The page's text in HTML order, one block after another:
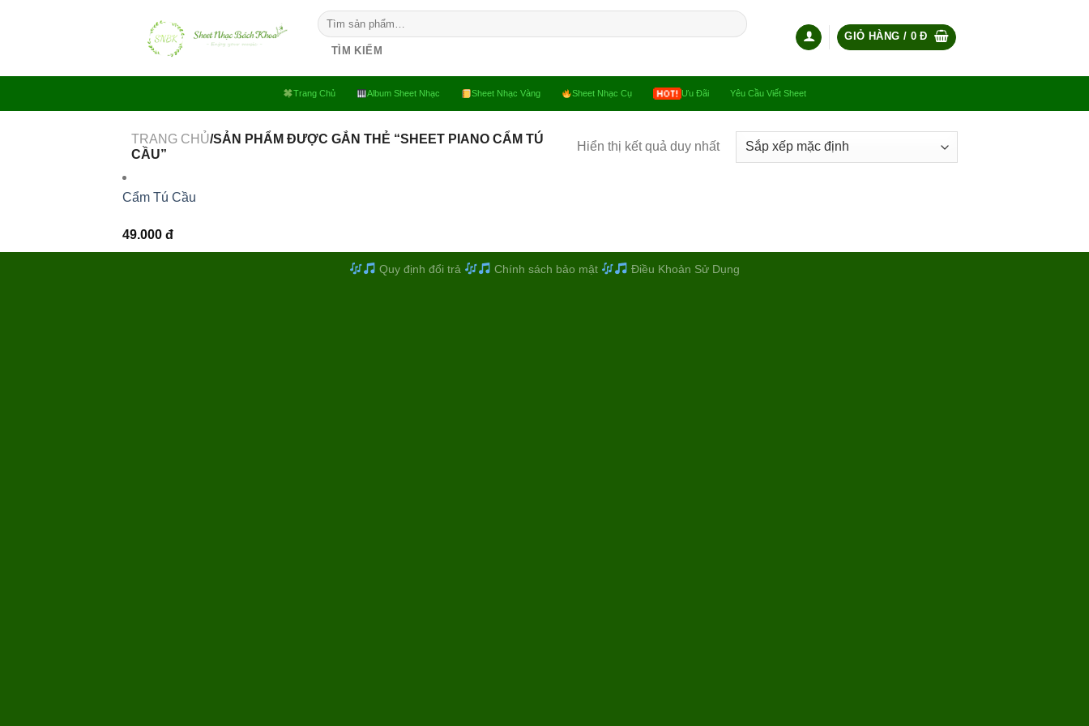
Tìm
kiếm:
TÌM KIẾM
GIỎ HÀNG / 0Đ
Trang Chủ Album Sheet Nhạc Sheet Nhạc Vàng Sheet Nhạc Cụ Ưu Đãi Yêu Cầu Viết Sheet
TRANG CHỦ/SẢN PHẨM ĐƯỢC GẮN THẺ “SHEET PIANO CẨM TÚ
CẦU”
Hiển thị kết quả duy nhất
Cẩm Tú Cầu
49.000 đ
Quy định đổi trả Chính sách bảo mật Điều Khoản Sử Dụng